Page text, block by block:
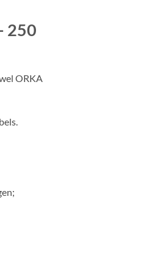
250
ORKA